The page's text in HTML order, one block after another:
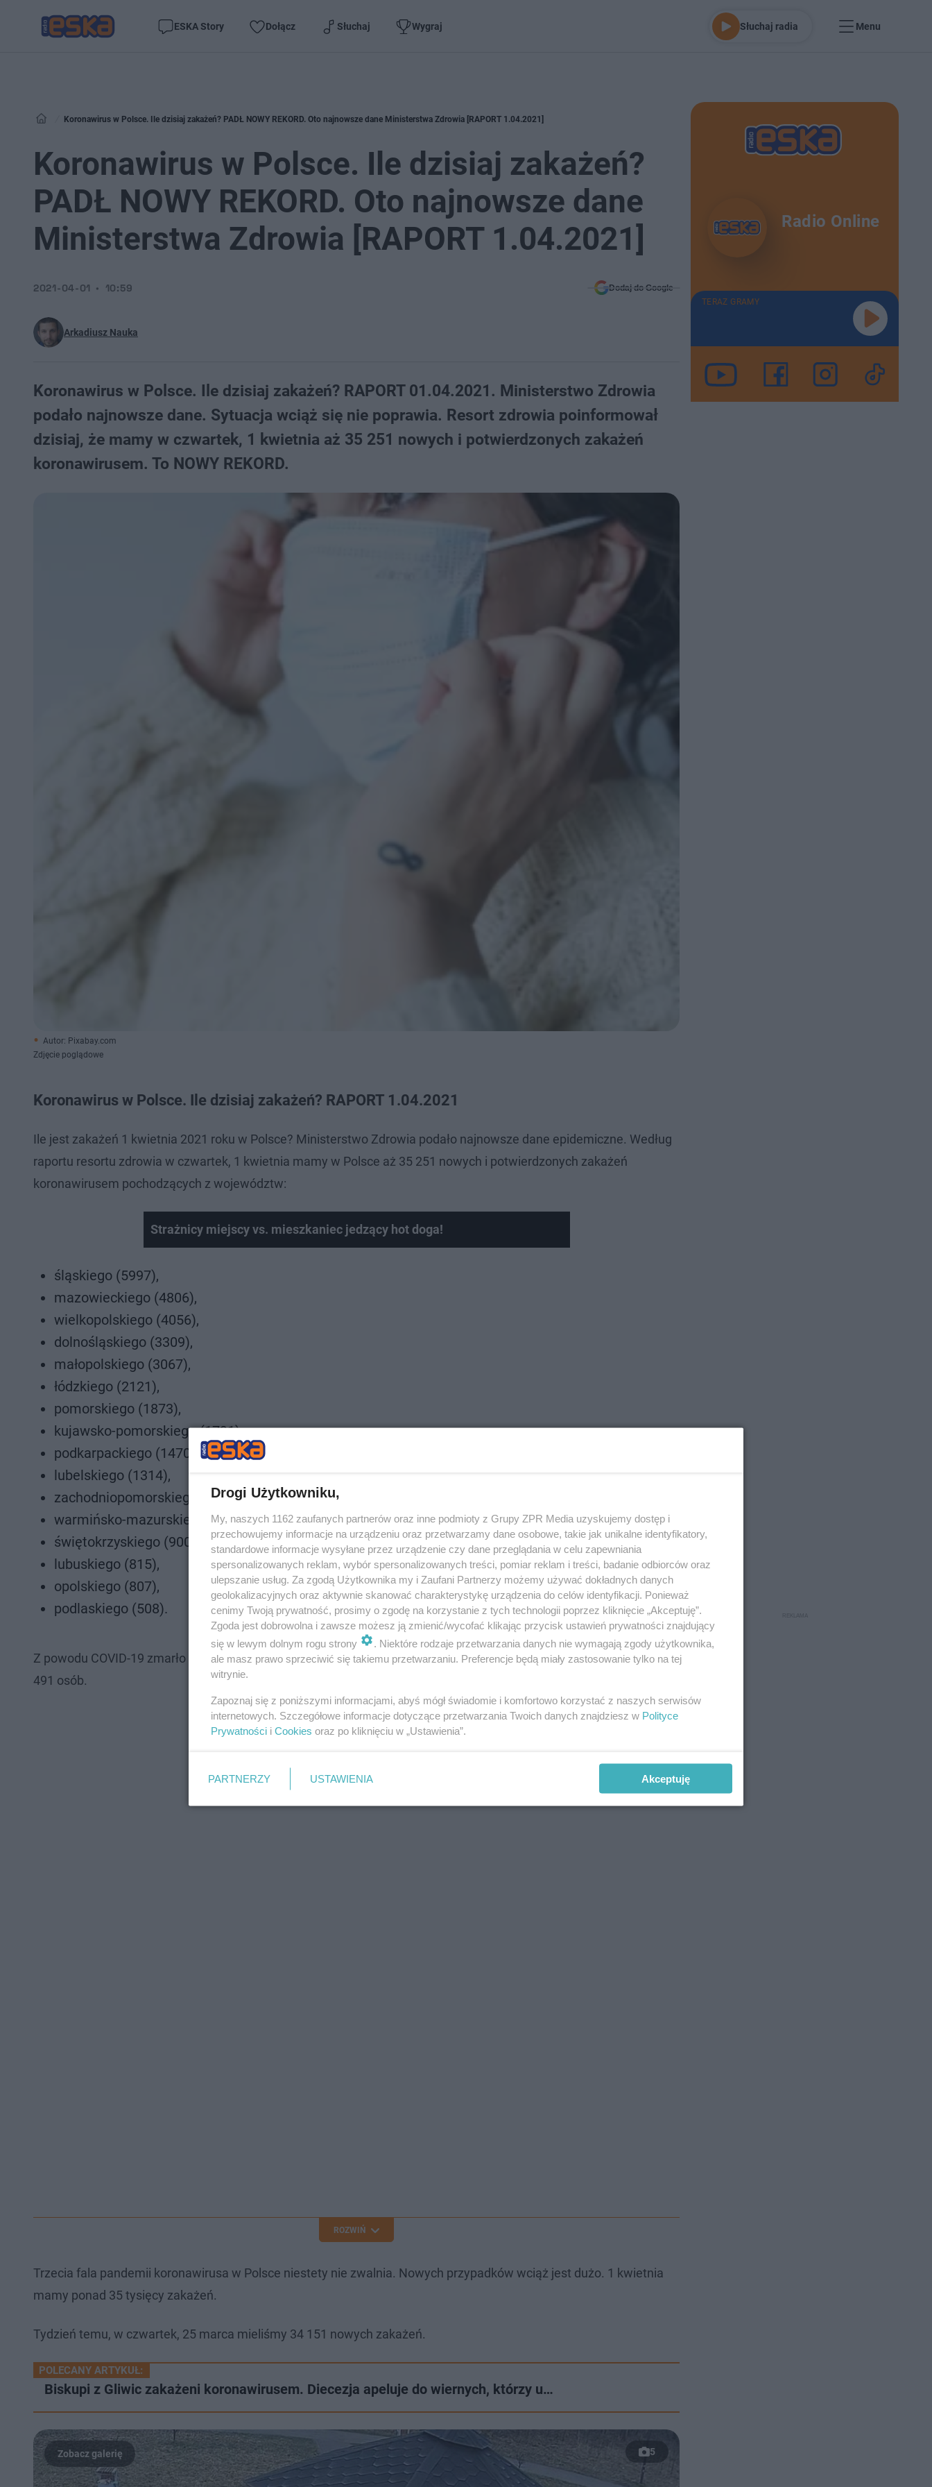
ESKA Story Dołącz Słuchaj Wygraj Słuchaj radia Menu
Koronawirus w Polsce. Ile dzisiaj zakażeń? PADŁ NOWY REKORD. Oto najnowsze dane Ministerstwa Zdrowia [RAPORT 1.04.2021]
Koronawirus w Polsce. Ile dzisiaj zakażeń?
PADŁ NOWY REKORD. Oto najnowsze dane
Ministerstwa Zdrowia [RAPORT 1.04.2021]
Arkadiusz Nauka
2021-04-01 10:59 Dodaj do Google
Koronawirus w Polsce. Ile dzisiaj zakażeń? RAPORT 01.04.2021. Ministerstwo Zdrowia
podało najnowsze dane. Sytuacja wciąż się nie poprawia. Resort zdrowia poinformował
dzisiaj, że mamy w czwartek, 1 kwietnia aż 35 251 nowych i potwierdzonych zakażeń
koronawirusem. To NOWY REKORD.
Autor: Pixabay.com
Zdjęcie poglądowe
Koronawirus w Polsce. Ile dzisiaj zakażeń? RAPORT 1.04.2021
Ile jest zakażeń 1 kwietnia 2021 roku w Polsce? Ministerstwo Zdrowia podało najnowsze dane epidemiczne. Według
raportu resortu zdrowia w czwartek, 1 kwietnia mamy w Polsce aż 35 251 nowych i potwierdzonych zakażeń
koronawirusem pochodzących z województw:
Strażnicy miejscy vs. mieszkaniec jedzący hot doga!
śląskiego (5997),
mazowieckiego (4806),
wielkopolskiego (4056),
dolnośląskiego (3309),
małopolskiego (3067),
łódzkiego (2121),
pomorskiego (1873),
kujawsko-pomorskiego (1791),
podkarpackiego (1470),
lubelskiego (1314),
zachodniopomorskiego (1074),
warmińsko-mazurskiego (935),
świętokrzyskiego (900),
lubuskiego (815),
opolskiego (807),
podlaskiego (508).
Z powodu COVID-19 zmarło 130 osób, natomiast z powodu współistnienia COVID-19 z innymi schorzeniami zmarło
491 osób.
ROZWIŃ
Trzecia fala pandemii koronawirusa w Polsce niestety nie zwalnia. Nowych przypadków wciąż jest dużo. 1 kwietnia
mamy ponad 35 tysięcy zakażeń.
Tydzień temu, w czwartek, 25 marca mieliśmy 34 151 nowych zakażeń.
POLECANY ARTYKUŁ:
Biskupi z Gliwic zakażeni koronawirusem. Diecezja apeluje do wiernych, którzy u…
5
Radio Online
TERAZ GRAMY
Drogi Użytkowniku,
My, naszych 1162 zaufanych partnerów oraz inne podmioty z Grupy ZPR Media uzyskujemy dostęp i
przechowujemy informacje na urządzeniu oraz przetwarzamy dane osobowe, takie jak unikalne identyfikatory,
standardowe informacje wysyłane przez urządzenie czy dane przeglądania w celu zapewniania
spersonalizowanych reklam, wybór spersonalizowanych treści, pomiar reklam i treści, badanie odbiorców oraz
ulepszanie usług. Za zgodą Użytkownika my i Zaufani Partnerzy możemy używać dokładnych danych
geolokalizacyjnych oraz aktywnie skanować charakterystykę urządzenia do celów identyfikacji. Ponieważ
cenimy Twoją prywatność, prosimy o zgodę na korzystanie z tych technologii poprzez kliknięcie „Akceptuję”.
Zgoda jest dobrowolna i zawsze możesz ją zmienić/wycofać klikając przycisk ustawień prywatności znajdujący
się w lewym dolnym rogu strony
. Niektóre rodzaje przetwarzania danych nie wymagają zgody użytkownika,
ale masz prawo sprzeciwić się takiemu przetwarzaniu. Preferencje będą miały zastosowanie tylko na tej
witrynie.
Zapoznaj się z poniższymi informacjami, abyś mógł świadomie i komfortowo korzystać z naszych serwisów
internetowych. Szczegółowe informacje dotyczące przetwarzania Twoich danych znajdziesz w Polityce
Prywatności i Cookies oraz po kliknięciu w „Ustawienia”.
PARTNERZY USTAWIENIA Akceptuję